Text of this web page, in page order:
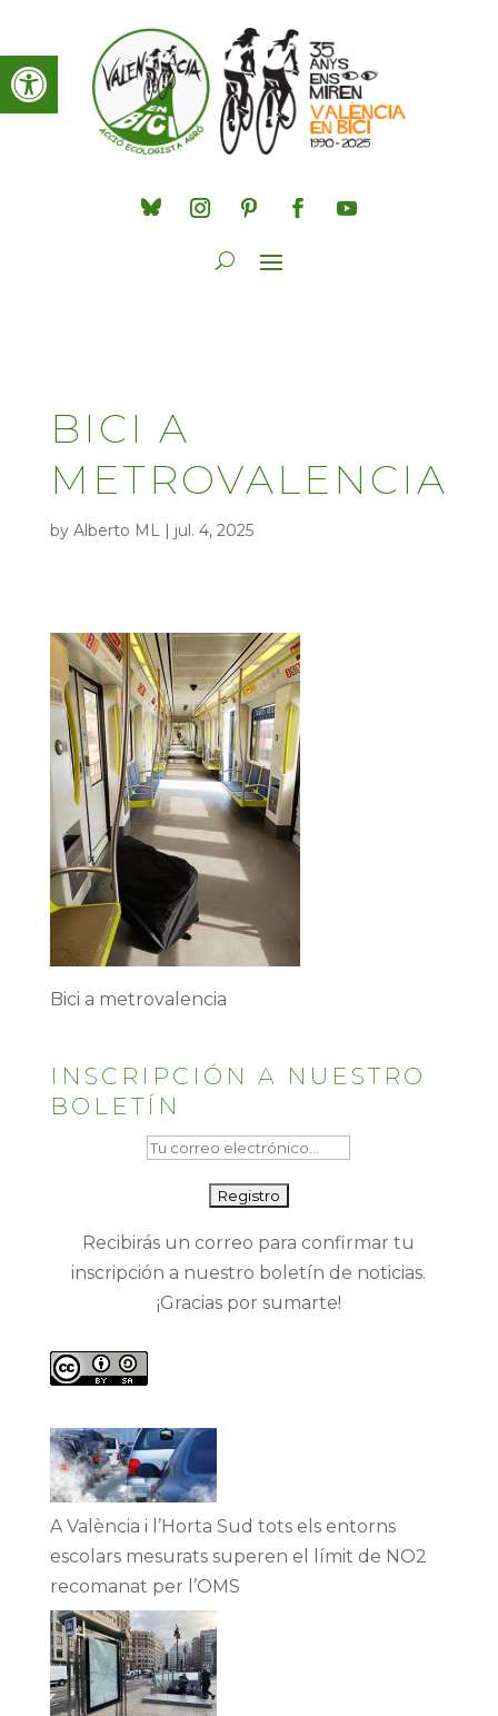
Obre la barra d'eines
BICI A
METROVALENCIA
by Alberto ML| jul. 4, 2025
Bici a metrovalencia
INSCRIPCIÓN A NUESTRO
BOLETÍN
Recibirás un correo para confirmar tu
inscripción a nuestro boletín de noticias.
¡Gracias por sumarte!
A València i l’Horta Sud tots els entorns
escolars mesurats superen el límit de NO2
recomanat per l’OMS